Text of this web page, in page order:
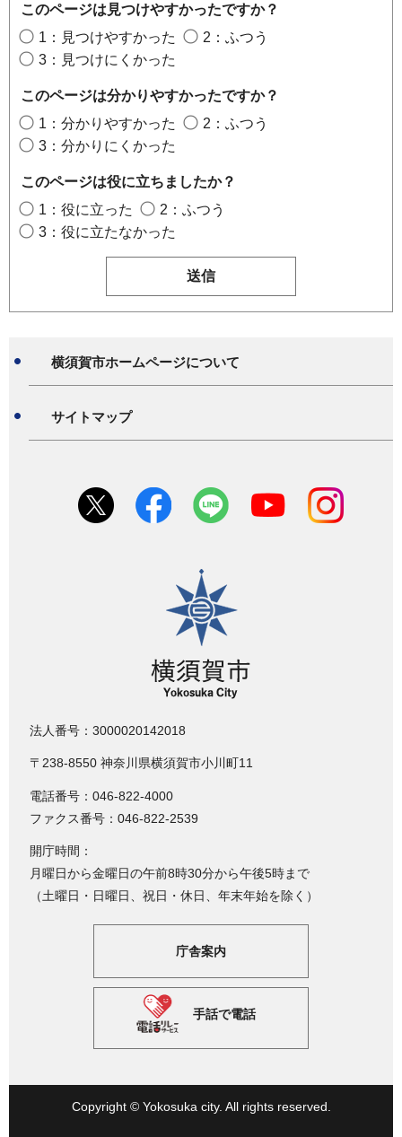
このページは見つけやすかったですか？
1：見つけやすかった
2：ふつう
3：見つけにくかった
このページは分かりやすかったですか？
1：分かりやすかった
2：ふつう
3：分かりにくかった
このページは役に立ちましたか？
1：役に立った
2：ふつう
3：役に立たなかった
横須賀市ホームページについて
サイトマップ
横須賀市
法人番号：3000020142018
〒238-8550 神奈川県横須賀市小川町11
電話番号：046-822-4000
ファクス番号：046-822-2539
開庁時間：
月曜日から金曜日の午前8時30分から午後5時まで
（土曜日・日曜日、祝日・休日、年末年始を除く）
庁舎案内
手話で電話
Copyright © Yokosuka city. All rights reserved.